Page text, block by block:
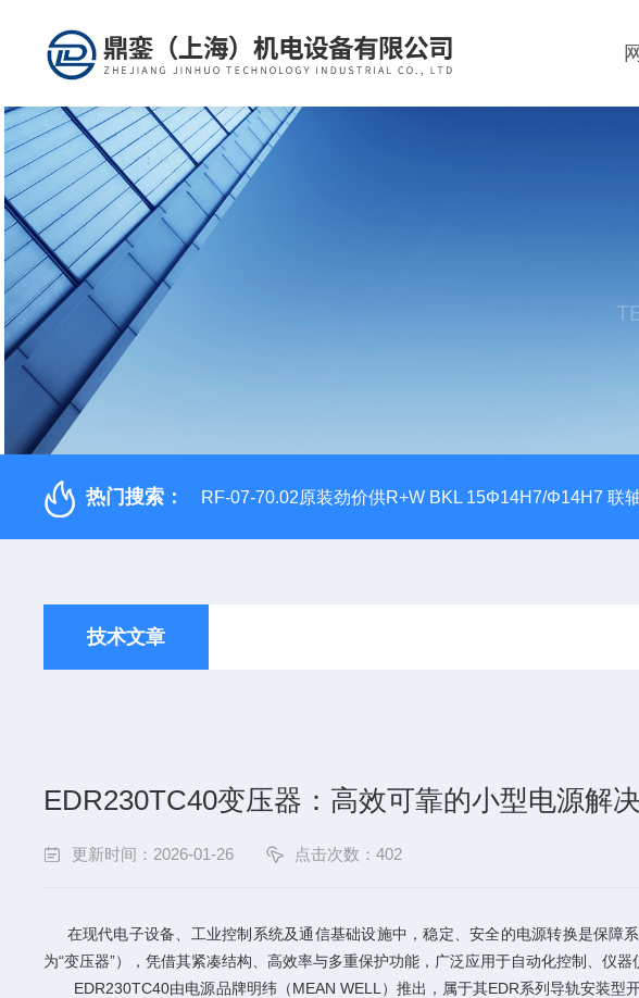
热门搜索： RF-07-70.02原装劲价供R+W BKL 15Φ14H7/Φ14H7 联
技术文章
EDR230TC40变压器：高效可靠的小型电源解
更新时间：2026-01-26 点击次数：402
在现代电子设备、工业控制系统及通信基础设施中，稳定、安全的电源转换是保障
为“变压器”），凭借其紧凑结构、高效率与多重保护功能，广泛应用于自动化控制、仪
EDR230TC40由电源品牌明纬（MEAN WELL）推出，属于其EDR系列导轨安装型